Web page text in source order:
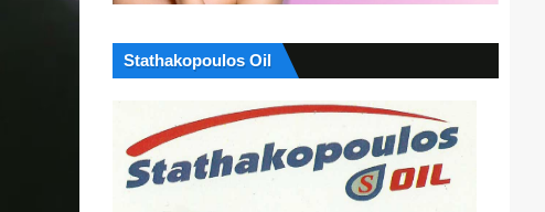
Stathakopoulos Oil